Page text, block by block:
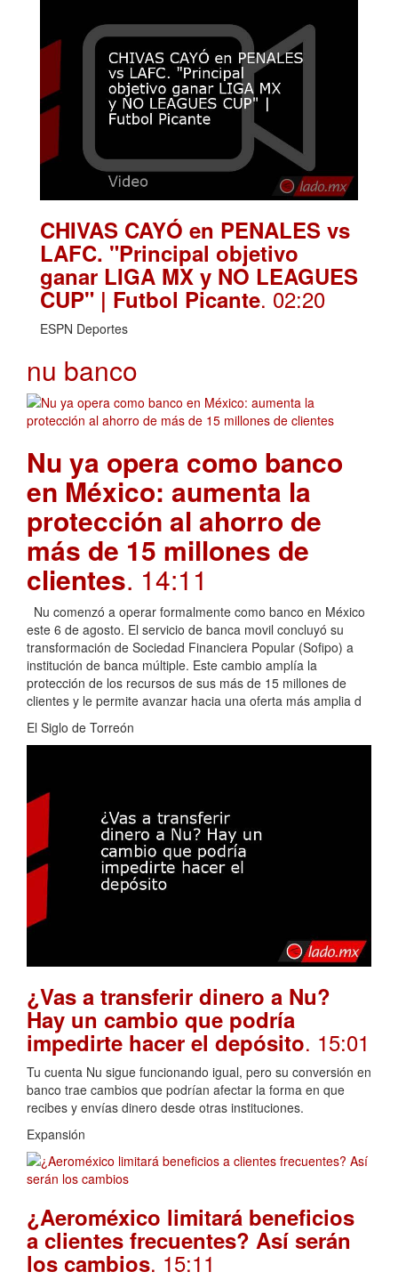
CHIVAS CAYÓ en PENALES vs
LAFC. "Principal objetivo
ganar LIGA MX y NO LEAGUES
CUP" | Futbol Picante. 02:20
ESPN Deportes
nu banco
Nu ya opera como banco
en México: aumenta la
protección al ahorro de
más de 15 millones de
clientes. 14:11
Nu comenzó a operar formalmente como banco en México
este 6 de agosto. El servicio de banca movil concluyó su
transformación de Sociedad Financiera Popular (Sofipo) a
institución de banca múltiple. Este cambio amplía la
protección de los recursos de sus más de 15 millones de
clientes y le permite avanzar hacia una oferta más amplia d
El Siglo de Torreón
¿Vas a transferir dinero a Nu?
Hay un cambio que podría
impedirte hacer el depósito. 15:01
Tu cuenta Nu sigue funcionando igual, pero su conversión en
banco trae cambios que podrían afectar la forma en que
recibes y envías dinero desde otras instituciones.
Expansión
¿Aeroméxico limitará beneficios
a clientes frecuentes? Así serán
los cambios. 15:11